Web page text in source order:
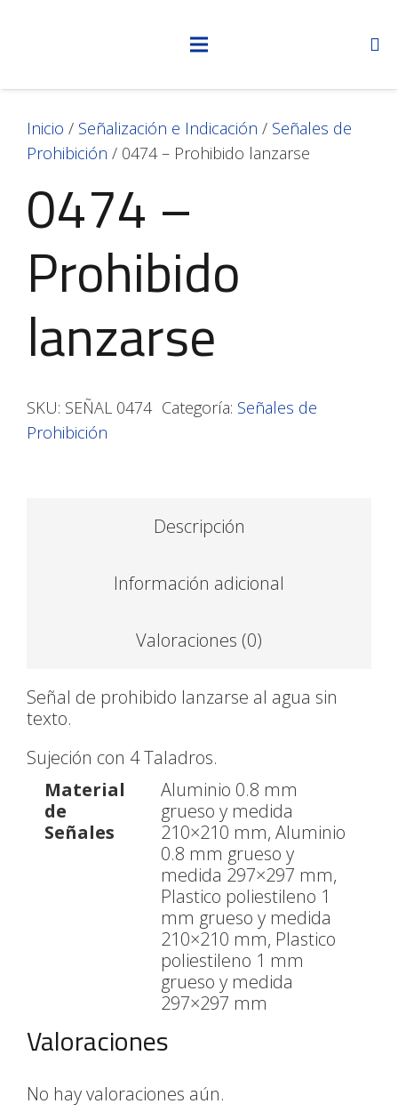
Inicio / Señalización e Indicación / Señales de
Prohibición / 0474 – Prohibido lanzarse
0474 –
Prohibido
lanzarse
SKU: SEÑAL 0474 Categoría: Señales de
Prohibición
Descripción
Información adicional
Valoraciones (0)
Señal de prohibido lanzarse al agua sin
texto.
Sujeción con 4 Taladros.
Material
de
Señales
Aluminio 0.8 mm
grueso y medida
210×210 mm, Aluminio
0.8 mm grueso y
medida 297×297 mm,
Plastico poliestileno 1
mm grueso y medida
210×210 mm, Plastico
poliestileno 1 mm
grueso y medida
297×297 mm
Valoraciones
No hay valoraciones aún.